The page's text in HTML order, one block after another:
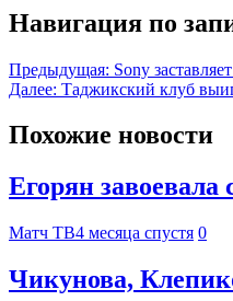
Навигация по
Предыдущая: Sony
Далее: Таджикский клуб
Похожие новости
Егорян
Матч ТВ4 месяца спустя 0
Чикунова,